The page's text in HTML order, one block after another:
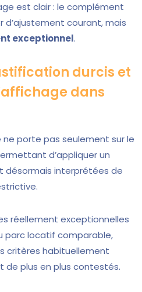
est clair : le complément
d’ajustement courant, mais
exceptionnel.
durcis et
dans
porte pas seulement sur le
d’appliquer un
désormais interprétées de
réellement exceptionnelles
parc locatif comparable,
critères habituellement
de plus en plus contestés.